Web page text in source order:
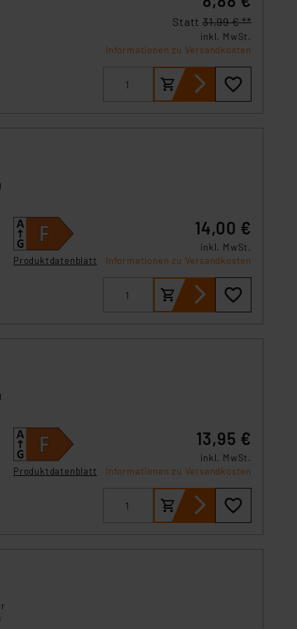
mit unzureichendem
bestehen.
Statt 31,99 € **
inkl. MwSt.
Informationen zu Versandkosten
Produktdatenblatt
14,00 €
inkl. MwSt.
Informationen zu Versandkosten
Produktdatenblatt
13,95 €
inkl. MwSt.
Informationen zu Versandkosten